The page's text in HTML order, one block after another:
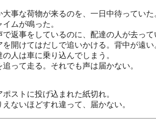
大事な荷物が来るのを、一日中待っていた
イムが鳴った。
で返事をしているのに、配達の人が去っ
を開けてはだしで追いかける。背中が遠い
の人は車に乗り込んでしまう。
追って走る。それでも声は届かない。
ポストに投げ込まれた紙切れ。
えないほどすれ違って、届かない。